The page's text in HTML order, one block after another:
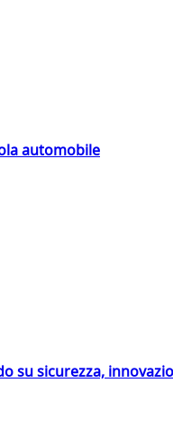
automobile
su sicurezza,